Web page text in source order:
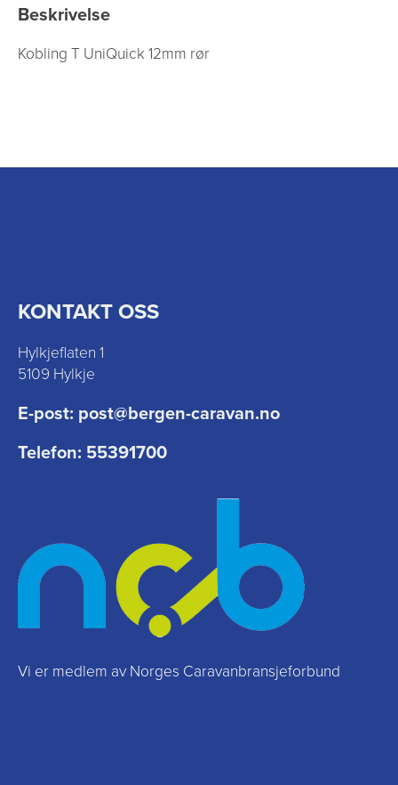
Beskrivelse
Kobling T UniQuick 12mm rør
KONTAKT OSS
Hylkjeflaten 1
5109 Hylkje
E-post: post@bergen-caravan.no
Telefon: 55391700
Vi er medlem av Norges Caravanbransjeforbund